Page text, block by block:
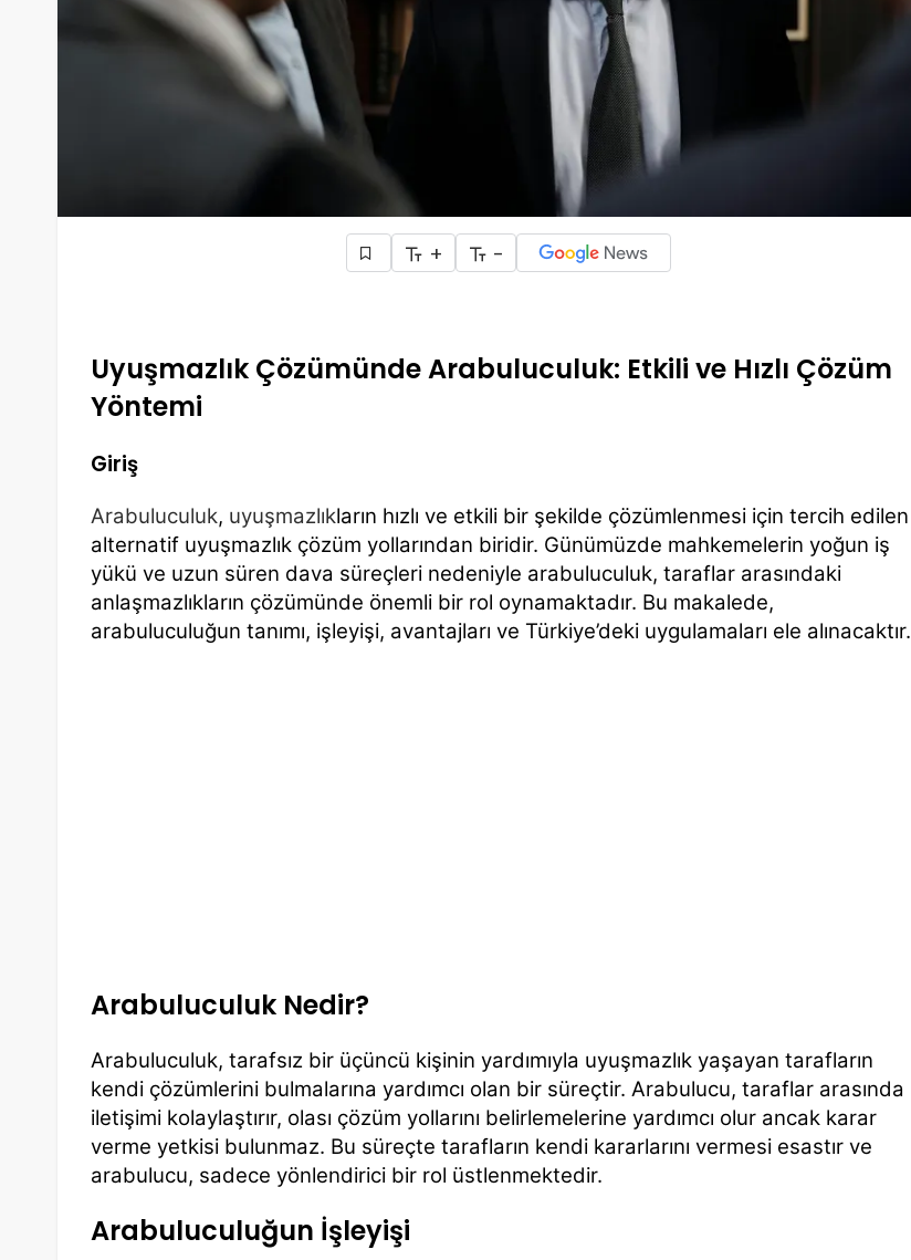
+ -
Uyuşmazlık Çözümünde Arabuluculuk: Etkili ve Hızlı Çözüm
Yöntemi
Giriş
Arabuluculuk, uyuşmazlıkların hızlı ve etkili bir şekilde çözümlenmesi için tercih edilen
alternatif uyuşmazlık çözüm yollarından biridir. Günümüzde mahkemelerin yoğun iş
yükü ve uzun süren dava süreçleri nedeniyle arabuluculuk, taraflar arasındaki
anlaşmazlıkların çözümünde önemli bir rol oynamaktadır. Bu makalede,
arabuluculuğun tanımı, işleyişi, avantajları ve Türkiye’deki uygulamaları ele alınacaktır.
Arabuluculuk Nedir?
Arabuluculuk, tarafsız bir üçüncü kişinin yardımıyla uyuşmazlık yaşayan tarafların
kendi çözümlerini bulmalarına yardımcı olan bir süreçtir. Arabulucu, taraflar arasında
iletişimi kolaylaştırır, olası çözüm yollarını belirlemelerine yardımcı olur ancak karar
verme yetkisi bulunmaz. Bu süreçte tarafların kendi kararlarını vermesi esastır ve
arabulucu, sadece yönlendirici bir rol üstlenmektedir.
Arabuluculuğun İşleyişi